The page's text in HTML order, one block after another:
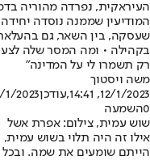
העיראקית, נפרדה מהוריה
שעסקה, בין השאר, גם בהעלאת
בקהילה • ומה המסר שלה
רק תשמרו לי על המדינה"
משה ויסטוך
12/1/2023, 14:41
,עודכן2023, 18:18
0השמעה
שוש עמית, צילום: אפרת אשל
אילו זה היה תלוי בשוש
הייתם שומעים את שמה.